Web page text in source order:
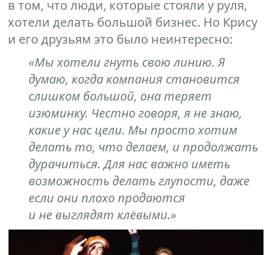
в том, что люди, которые стояли у руля,
хотели делать большой бизнес. Но Крису
и его друзьям это было неинтересно:
«Мы хотели гнуть свою линию. Я
думаю, когда компания становится
слишком большой, она теряет
изюминку. Честно говоря, я не знаю,
какие у нас цели. Мы просто хотим
делать то, что делаем, и продолжать
дурачиться. Для нас важно иметь
возможность делать глупости, даже
если они плохо продаются
и не выглядят клёвыми.»